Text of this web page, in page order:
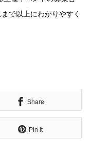
で以上にわかりやすく
Share
Pin it